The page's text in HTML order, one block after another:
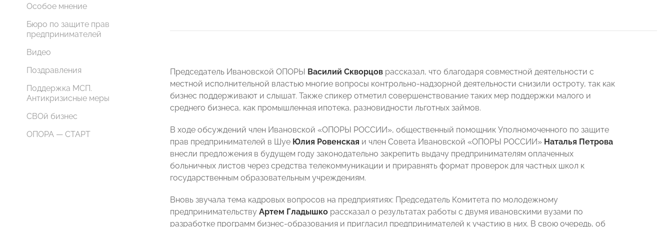
Особое мнение
Бюро по защите прав
предпринимателей
Видео
Поздравления
Поддержка МСП.
Антикризисные меры
СВОй бизнес
ОПОРА — СТАРТ
Председатель Ивановской ОПОРЫ Василий Скворцов рассказал, что благодаря совместной деятельности с
местной исполнительной властью многие вопросы контрольно-надзорной деятельности снизили остроту, так как
бизнес поддерживают и слышат. Также спикер отметил совершенствование таких мер поддержки малого и
среднего бизнеса, как промышленная ипотека, разновидности льготных займов.
В ходе обсуждений член Ивановской «ОПОРЫ РОССИИ», общественный помощник Уполномоченного по защите
прав предпринимателей в Шуе Юлия Ровенская и член Совета Ивановской «ОПОРЫ РОССИИ» Наталья Петрова
внесли предложения в будущем году законодательно закрепить выдачу предпринимателям оплаченных
больничных листов через средства телекоммуникации и приравнять формат проверок для частных школ к
государственным образовательным учреждениям.
Вновь звучала тема кадровых вопросов на предприятиях: Председатель Комитета по молодежному
предпринимательству Артем Гладышко рассказал о результатах работы с двумя ивановскими вузами по
разработке программ бизнес-образования и пригласил предпринимателей к участию в них. В свою очередь, об